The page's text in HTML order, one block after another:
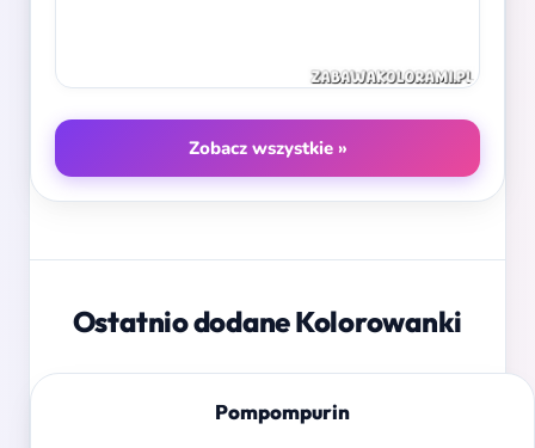
Zobacz wszystkie »
Ostatnio dodane Kolorowanki
Pompompurin